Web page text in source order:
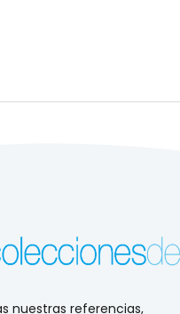
nuestras referencias,